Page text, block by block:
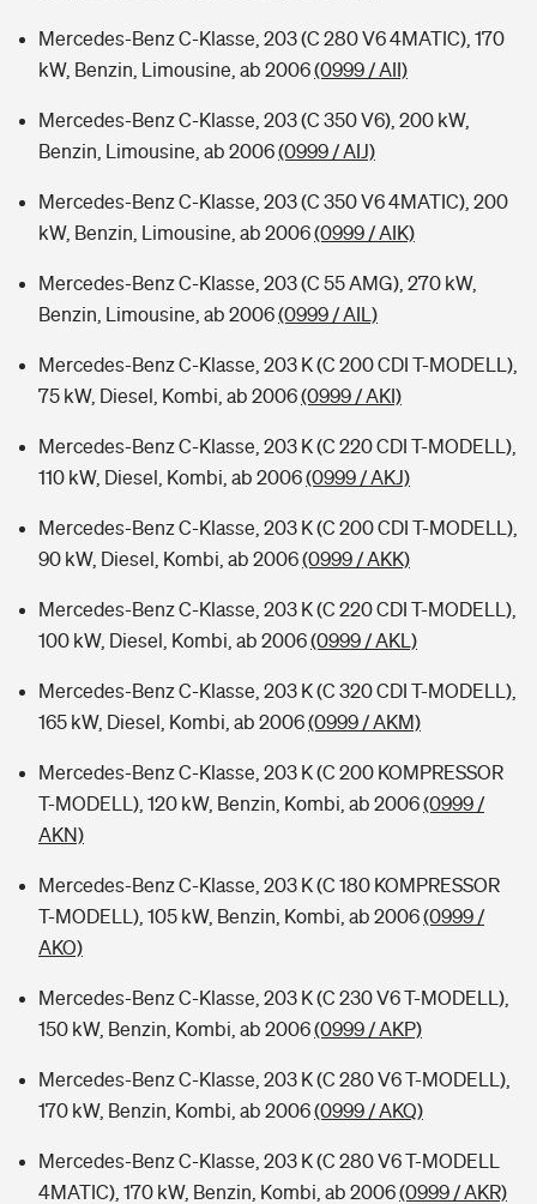
Mercedes-Benz C-Klasse, 203 (C 280 V6 4MATIC), 170
kW, Benzin, Limousine, ab 2006(0999 / AII)
Mercedes-Benz C-Klasse, 203 (C 350 V6), 200 kW,
Benzin, Limousine, ab 2006(0999 / AIJ)
Mercedes-Benz C-Klasse, 203 (C 350 V6 4MATIC), 200
kW, Benzin, Limousine, ab 2006(0999 / AIK)
Mercedes-Benz C-Klasse, 203 (C 55 AMG), 270 kW,
Benzin, Limousine, ab 2006(0999 / AIL)
Mercedes-Benz C-Klasse, 203 K (C 200 CDI T-MODELL),
75 kW, Diesel, Kombi, ab 2006(0999 / AKI)
Mercedes-Benz C-Klasse, 203 K (C 220 CDI T-MODELL),
110 kW, Diesel, Kombi, ab 2006(0999 / AKJ)
Mercedes-Benz C-Klasse, 203 K (C 200 CDI T-MODELL),
90 kW, Diesel, Kombi, ab 2006(0999 / AKK)
Mercedes-Benz C-Klasse, 203 K (C 220 CDI T-MODELL),
100 kW, Diesel, Kombi, ab 2006(0999 / AKL)
Mercedes-Benz C-Klasse, 203 K (C 320 CDI T-MODELL),
165 kW, Diesel, Kombi, ab 2006(0999 / AKM)
Mercedes-Benz C-Klasse, 203 K (C 200 KOMPRESSOR
T-MODELL), 120 kW, Benzin, Kombi, ab 2006(0999 /
AKN)
Mercedes-Benz C-Klasse, 203 K (C 180 KOMPRESSOR
T-MODELL), 105 kW, Benzin, Kombi, ab 2006(0999 /
AKO)
Mercedes-Benz C-Klasse, 203 K (C 230 V6 T-MODELL),
150 kW, Benzin, Kombi, ab 2006(0999 / AKP)
Mercedes-Benz C-Klasse, 203 K (C 280 V6 T-MODELL),
170 kW, Benzin, Kombi, ab 2006(0999 / AKQ)
Mercedes-Benz C-Klasse, 203 K (C 280 V6 T-MODELL
4MATIC), 170 kW, Benzin, Kombi, ab 2006(0999 / AKR)